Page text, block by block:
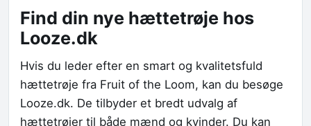
Find din nye hættetrøje hos
Looze.dk
Hvis du leder efter en smart og kvalitetsfuld
hættetrøje fra Fruit of the Loom, kan du besøge
Looze.dk. De tilbyder et bredt udvalg af
hættetrøjer til både mænd og kvinder. Du kan